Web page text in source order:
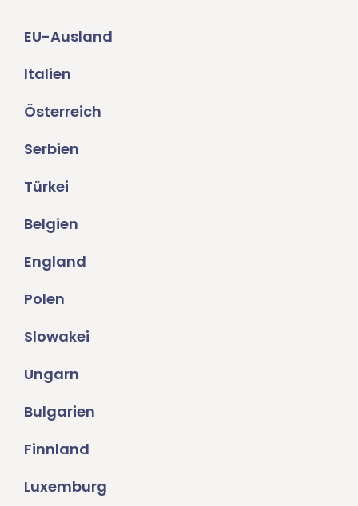
EU-Ausland
Italien
Österreich
Serbien
Türkei
Belgien
England
Polen
Slowakei
Ungarn
Bulgarien
Finnland
Luxemburg